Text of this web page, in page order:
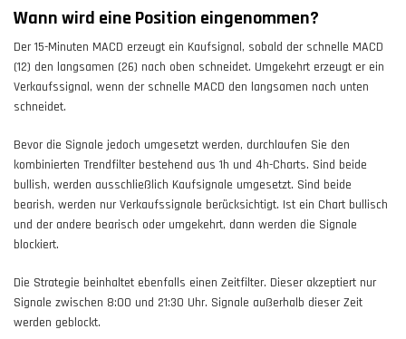
Wann wird eine Position eingenommen?
Der 15-Minuten MACD erzeugt ein Kaufsignal, sobald der schnelle MACD
(12) den langsamen (26) nach oben schneidet. Umgekehrt erzeugt er ein
Verkaufssignal, wenn der schnelle MACD den langsamen nach unten
schneidet.
Bevor die Signale jedoch umgesetzt werden, durchlaufen Sie den
kombinierten Trendfilterbestehend aus 1h und 4h-Charts. Sind beide
bullish, werden ausschließlich Kaufsignale umgesetzt. Sind beide
bearish, werden nur Verkaufssignale berücksichtigt. Ist ein Chart bullisch
und der andere bearisch oder umgekehrt, dann werden die Signale
blockiert.
Die Strategie beinhaltet ebenfalls einen Zeitfilter. Dieser akzeptiert nur
Signale zwischen 8:00 und 21:30 Uhr. Signale außerhalb dieser Zeit
werden geblockt.